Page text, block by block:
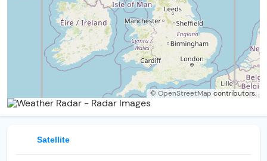
© OpenStreetMap contributors.
Satellite